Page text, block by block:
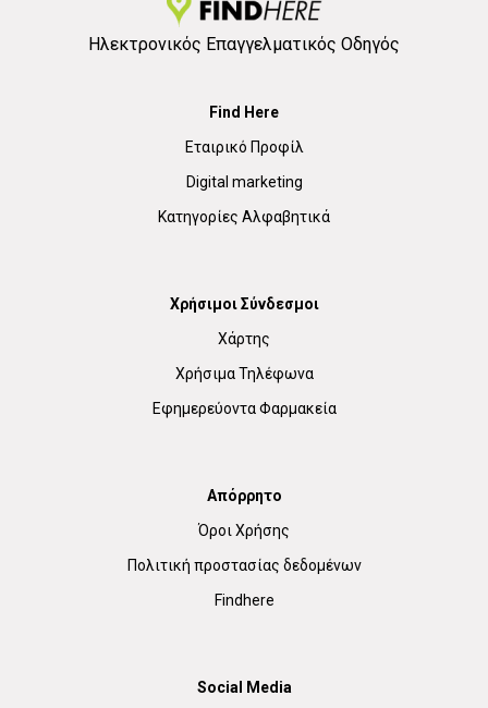
Ηλεκτρονικός Επαγγελματικός Οδηγός
Find Here
Εταιρικό Προφίλ
Digital marketing
Κατηγορίες Αλφαβητικά
Χρήσιμοι Σύνδεσμοι
Χάρτης
Χρήσιμα Τηλέφωνα
Εφημερεύοντα Φαρμακεία
Απόρρητο
Όροι Χρήσης
Πολιτική προστασίας δεδομένων
Findhere
Social Media